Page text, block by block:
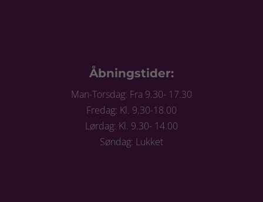
Åbningstider:
Man-Torsdag: Fra 9.30- 17.30
Fredag: Kl. 9.30-18.00
Lørdag: Kl. 9.30- 14.00
Søndag: Lukket